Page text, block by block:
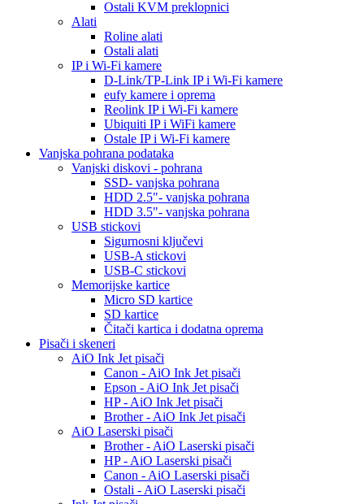
Ostali KVM preklopnici
Alati
Roline alati
Ostali alati
IP i Wi-Fi kamere
D-Link/TP-Link IP i Wi-Fi kamere
eufy kamere i oprema
Reolink IP i Wi-Fi kamere
Ubiquiti IP i WiFi kamere
Ostale IP i Wi-Fi kamere
Vanjska pohrana podataka
Vanjski diskovi - pohrana
SSD- vanjska pohrana
HDD 2.5"- vanjska pohrana
HDD 3.5"- vanjska pohrana
USB stickovi
Sigurnosni ključevi
USB-A stickovi
USB-C stickovi
Memorijske kartice
Micro SD kartice
SD kartice
Čitači kartica i dodatna oprema
Pisači i skeneri
AiO Ink Jet pisači
Canon - AiO Ink Jet pisači
Epson - AiO Ink Jet pisači
HP - AiO Ink Jet pisači
Brother - AiO Ink Jet pisači
AiO Laserski pisači
Brother - AiO Laserski pisači
HP - AiO Laserski pisači
Canon - AiO Laserski pisači
Ostali - AiO Laserski pisači